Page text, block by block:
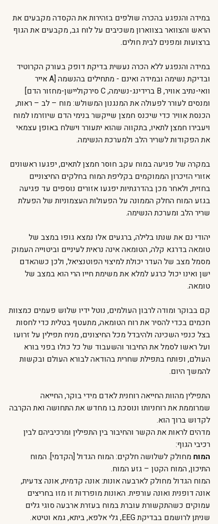
במידה והנפגע בהכרה שולפים בזהירות את הקסדה מקבעים את
הראש והצוואר בצווארון משכיבים על לוח גב, מקבעים את הגוף
ברצועות ומפנים לבית חולים.
במידה והנפגע ללא הכרה נעשית בדיקת דופק בעורק הקרוטיד
ובדיקת נשימה ובמידה ואינם - מתחילים בהנשמה [A אייר
וואי-נתיב אוויר, B ברידינג-נשימה, C סירקוליישן-מחזור הדם]
ומנסים לעורר לפעולה את המנגנון המשולש: מוח – לב – ראות,
הכנסת אוויר כדי שיכנס חמצן שייקשר בנימי הדם שיוזרמו למוח
ויעבירו חמצן לתאיו, בתקווה שהוא יתעורר וישלח באופן עצמאי
את הפקודות לשריר הלב ולמערכת הנשימה.
במקרה של פגיעה במוח עקב חוסר חמצן לתאים, יפגעו ראשונים
אזורי הזיכרון הממוקמים בקליפת המוח בחלקים החיצוניים
בחזית, ולאחר מכן בהדרגתיות יפגעו אזורים נוספים עד פגיעה
בגזע המוח החלק הממונה על הפעולות העצמוניות של הפעלת
שריר הלב ומערכת הנשימה.
יהודי נם את שנתו בלילה, ברגעים אלו נמצא גופו במצב של
טומאה בדרגא קלה, הטומאה אינה נראית לעיניים וביטוייה העמוק
מסמל מצב של העדר יכולת למיצוי הפוטנציאל, ולכן כשהאדם
ישן ואינו יכול כרגע למלא את משימת חייו הרי הוא במצב של
טומאה.
קם בבוקר ומודה לרבון העולמים, נוטל ידיו שלוש פעמים כמצוות
חכמים בכדי להסיר את רוח הטומאה, מתעטף בטלית כדי לחסות
בצל כנפי השכינה ולהיבדל מכל החיצונים, מניח תפילין על זרועו
ועל ראשו לסמל את החיבור והשעבוד של כל כולו בפני בורא
העולם, ופותח בתפילת שחרית בהודאה לבורא העולם ובקשות
להמשך היום.
התפילין מהוות החייאה רוחנית לאדם מידי בוקר, החייאה
שמרוממת את רוחניותו ונוסכת בו מחדש את התחושה ואת הקרבה
לקדוש ברוך הוא.
מדהים לראות את הקשר והחיבור בין התפילין ומרכיביהם לבין
רכיבי הגוף:
המוח מחולק לשלושה חלקים: המוח הגדול [הקדמי]. המוח
התיכון, המוח הקטן – גזע המוח.
המוח הגדול מחולק לארבעה אונות: אונה קדמית, אונה צדעית,
אונה דופנית ואונה עורפית. האונות מופרדות זו מזו בחריצים
עמוקים כשהתקשורת עוברת במוח בעזרת ארבעה סוגי גלים
שניתן לרושמם בבדיקת EEG, גלי אלפא, ביתא, גמא וטיטא.